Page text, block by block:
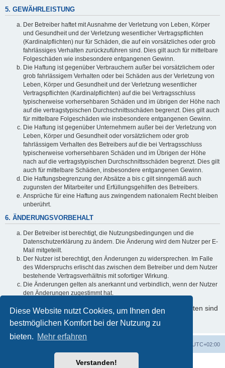
Diese Website nutzt Cookies, um Ihnen den
bestmöglichen Komfort bei der Nutzung zu
bieten. Mehr erfahren
Verstanden!
5. GEWÄHRLEISTUNG
Der Betreiber haftet mit Ausnahme der Verletzung von Leben, Körper
und Gesundheit und der Verletzung wesentlicher Vertragspflichten
(Kardinalpflichten) nur für Schäden, die auf ein vorsätzliches oder grob
fahrlässiges Verhalten zurückzuführen sind. Dies gilt auch für mittelbare
Folgeschäden wie insbesondere entgangenen Gewinn.
Die Haftung ist gegenüber Verbrauchern außer bei vorsätzlichem oder
grob fahrlässigem Verhalten oder bei Schäden aus der Verletzung von
Leben, Körper und Gesundheit und der Verletzung wesentlicher
Vertragspflichten (Kardinalpflichten) auf die bei Vertragsschluss
typischerweise vorhersehbaren Schäden und im übrigen der Höhe nach
auf die vertragstypischen Durchschnittsschäden begrenzt. Dies gilt auch
für mittelbare Folgeschäden wie insbesondere entgangenen Gewinn.
Die Haftung ist gegenüber Unternehmern außer bei der Verletzung von
Leben, Körper und Gesundheit oder vorsätzlichem oder grob
fahrlässigem Verhalten des Betreibers auf die bei Vertragsschluss
typischerweise vorhersehbaren Schäden und im Übrigen der Höhe
nach auf die vertragstypischen Durchschnittsschäden begrenzt. Dies gilt
auch für mittelbare Schäden, insbesondere entgangenen Gewinn.
Die Haftungsbegrenzung der Absätze a bis c gilt sinngemäß auch
zugunsten der Mitarbeiter und Erfüllungsgehilfen des Betreibers.
Ansprüche für eine Haftung aus zwingendem nationalem Recht bleiben
unberührt.
6. ÄNDERUNGSVORBEHALT
Der Betreiber ist berechtigt, die Nutzungsbedingungen und die
Datenschutzerklärung zu ändern. Die Änderung wird dem Nutzer per E-
Mail mitgeteilt.
Der Nutzer ist berechtigt, den Änderungen zu widersprechen. Im Falle
des Widerspruchs erlischt das zwischen dem Betreiber und dem Nutzer
bestehende Vertragsverhältnis mit sofortiger Wirkung.
Die Änderungen gelten als anerkannt und verbindlich, wenn der Nutzer
den Änderungen zugestimmt hat.
Informationen über den Umgang mit Ihren persönlichen Daten sind
in der Datenschutzerklärung enthalten.
UTC+02:00
Powered byphpBB® Forum Software © phpBB Limited